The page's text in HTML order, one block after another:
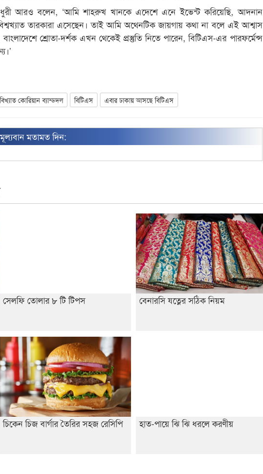
আরও বলেন, ‘আমি শাহরুখ খানকে এদেশে এনে ইভেন্ট করিয়েছি, আদনান
তারকারা এসেছেন। তাই আমি অথেনটিক জায়গায় কথা না বলে এই আশ্বাস
বাংলাদেশে শ্রোতা-দর্শক এখন থেকেই প্রস্তুতি নিতে পারেন, বিটিএস-এর পারফর্মেন্স
বিখ্যাত কোরিয়ান ব্যান্ডদল বিটিএস এবার ঢাকায় আসছে বিটিএস
মতামত দিন:
সেলফি তোলার ৮ টি টিপস বেনারসি যত্নের সঠিক নিয়ম
চিকেন চিজ বার্গার তৈরির সহজ রেসিপি হাত-পায়ে ঝি ঝি ধরলে করণীয়